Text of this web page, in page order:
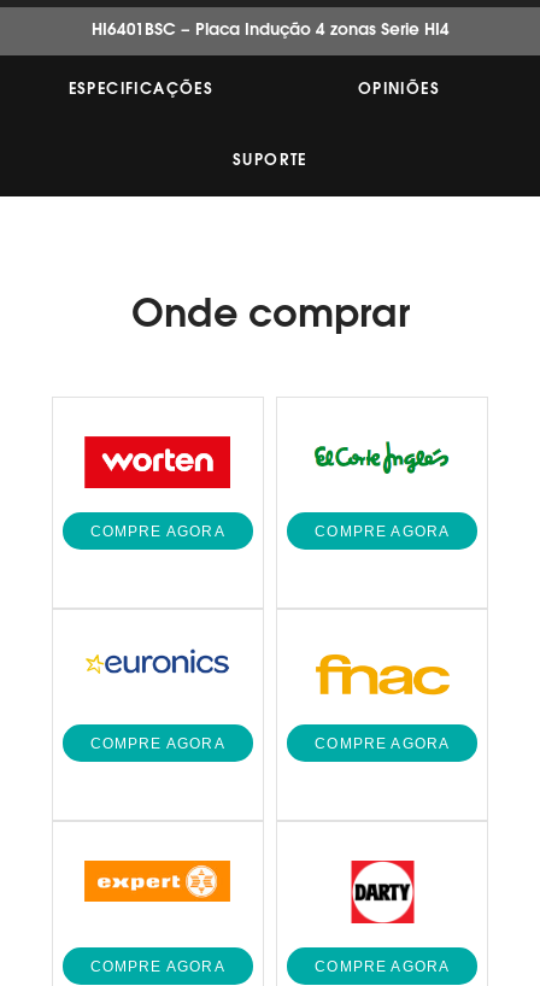
estrelas,
valor
classificação.
HI6401BSC – Placa Indução 4 zonas Serie HI4
ESPECIFICAÇÕES OPINIÕES
SUPORTE
Onde comprar
COMPRE AGORA COMPRE AGORA
COMPRE AGORA COMPRE AGORA
COMPRE AGORA COMPRE AGORA